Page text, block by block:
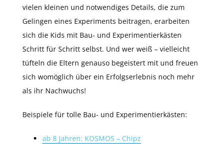
vielen kleinen und notwendiges Details, die zum
Gelingen eines Experiments beitragen, erarbeiten
sich die Kids mit Bau- und Experimentierkästen
Schritt für Schritt selbst. Und wer weiß – vielleicht
tüfteln die Eltern genauso begeistert mit und freuen
sich womöglich über ein Erfolgserlebnis noch mehr
als ihr Nachwuchs!
Beispiele für tolle Bau- und Experimentierkästen:
ab 8 Jahren: KOSMOS – Chipz